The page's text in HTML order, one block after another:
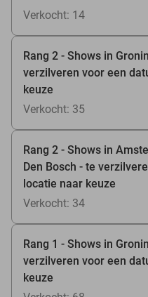
Verkocht: 14
Rang 2 - Shows in
verzilveren voor een
keuze
Verkocht: 35
Rang 2 - Shows in
Den Bosch - te
locatie naar keuze
Verkocht: 34
Rang 1 - Shows in
verzilveren voor een
keuze